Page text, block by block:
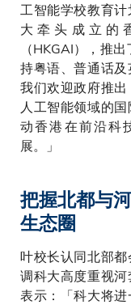
工智能学校教育
大牵头成立的
（HKGAI），推
持粤语、普通话及
我们欢迎政府推
人工智能领域的
动香港在前沿科
展。」
把握北都与
生态圈
叶校长认同北部
调科大高度重视
表示：「科大将